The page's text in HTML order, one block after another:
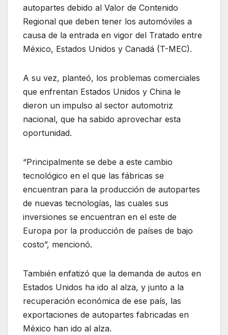
autopartes debido al Valor de Contenido
Regional que deben tener los automóviles a
causa de la entrada en vigor del Tratado entre
México, Estados Unidos y Canadá (T-MEC).
A su vez, planteó, los problemas comerciales
que enfrentan Estados Unidos y China le
dieron un impulso al sector automotriz
nacional, que ha sabido aprovechar esta
oportunidad.
“Principalmente se debe a este cambio
tecnológico en el que las fábricas se
encuentran para la producción de autopartes
de nuevas tecnologías, las cuales sus
inversiones se encuentran en el este de
Europa por la producción de países de bajo
costo”, mencionó.
También enfatizó que la demanda de autos en
Estados Unidos ha ido al alza, y junto a la
recuperación económica de ese país, las
exportaciones de autopartes fabricadas en
México han ido al alza.